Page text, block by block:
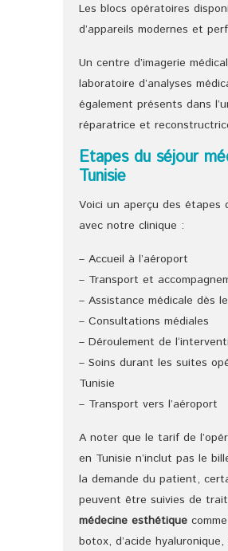
Les blocs opératoires
d’appareils modernes et
Un centre d’imagerie
laboratoire d’analyses
également présents dans
réparatrice et
Etapes du séjour
Tunisie
Voici un aperçu des étapes
avec notre clinique :
– Accueil à l’aéroport
– Transport et
– Assistance médicale dès
– Consultations médiales
– Déroulement de
– Soins durant les suites
Tunisie
– Transport vers l’aéroport
A noter que le tarif de
en Tunisie n’inclut pas le
la demande du patient,
peuvent être suivies de
médecine esthétique
botox, d’acide